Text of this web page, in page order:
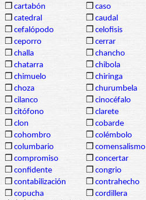
❒ cartabón ❒ caso
❒ catedral ❒ caudal
❒ cefalópodo ❒ celofisis
❒ ceporro ❒ cerrar
❒ challa ❒ chancho
❒ chatarra ❒ chibola
❒ chimuelo ❒ chiringa
❒ choza ❒ churumbela
❒ cilanco ❒ cinocéfalo
❒ citófono ❒ clarete
❒ clon ❒ cobarde
❒ cohombro ❒ colémbolo
❒ columbario ❒ comensalismo
❒ compromiso ❒ concertar
❒ confidente ❒ congrio
❒ contabilización ❒ contrahecho
❒ copucha ❒ cordillera